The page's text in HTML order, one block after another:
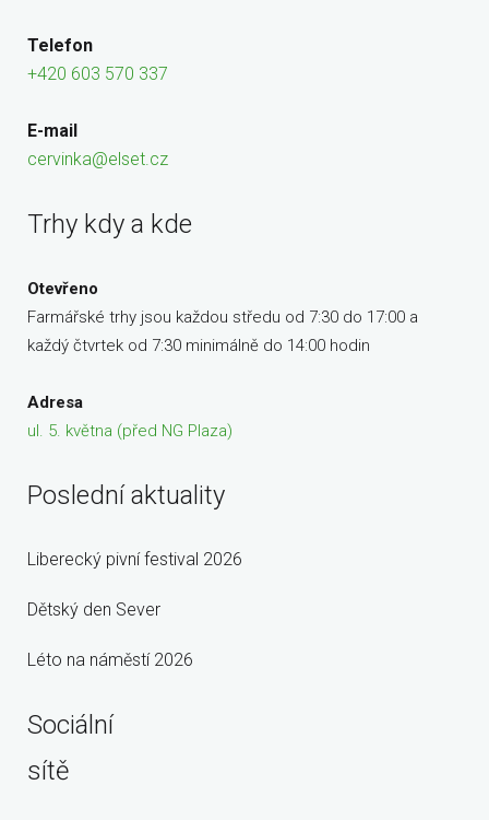
Telefon
+420 603 570 337
E-mail
cervinka@elset.cz
Trhy kdy a kde
Otevřeno
Farmářské trhy jsou každou středu od 7:30 do 17:00 a
každý čtvrtek od 7:30 minimálně do 14:00 hodin
Adresa
ul. 5. května (před NG Plaza)
Poslední aktuality
Liberecký pivní festival 2026
Dětský den Sever
Léto na náměstí 2026
Sociální
sítě